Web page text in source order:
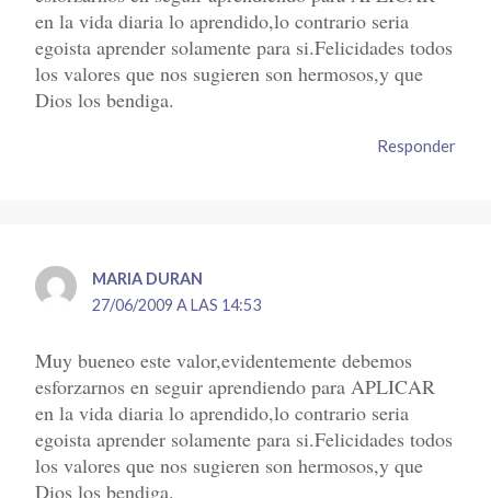
en la vida diaria lo aprendido,lo contrario seria
egoista aprender solamente para si.Felicidades todos
los valores que nos sugieren son hermosos,y que
Dios los bendiga.
Responder
MARIA DURAN
27/06/2009 A LAS 14:53
Muy bueneo este valor,evidentemente debemos
esforzarnos en seguir aprendiendo para APLICAR
en la vida diaria lo aprendido,lo contrario seria
egoista aprender solamente para si.Felicidades todos
los valores que nos sugieren son hermosos,y que
Dios los bendiga.